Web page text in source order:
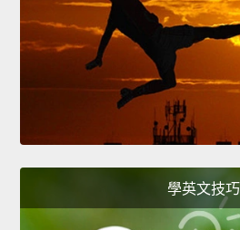
學英文技巧